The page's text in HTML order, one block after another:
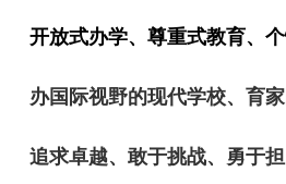
开放式办学、尊重式教育、
办国际视野的现代学校、育家
追求卓越、敢于挑战、勇于担